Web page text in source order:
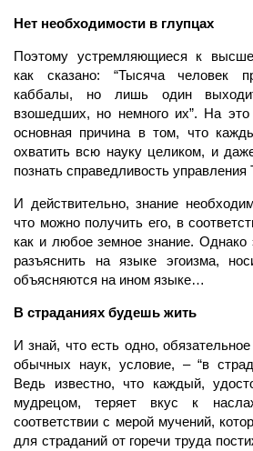
Нет необходимости в глупцах
Поэтому устремляющиеся к
как сказано: “Тысяча человек
каббалы, но лишь один
взошедших, но немного их”. На
основная причина в том, что
охватить всю науку целиком, и
познать справедливость управления
И действительно, знание
что можно получить его, в
как и любое земное знание. Однако
разъяснить на языке эгоизма,
объясняются на ином языке…
В страданиях будешь жить
И знай, что есть одно,
обычных наук, условие, – “в
Ведь известно, что каждый,
мудрецом, теряет вкус к
соответствии с мерой мучений,
для страданий от горечи труда